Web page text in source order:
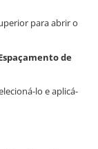
para abrir o
de
lo e aplicá-